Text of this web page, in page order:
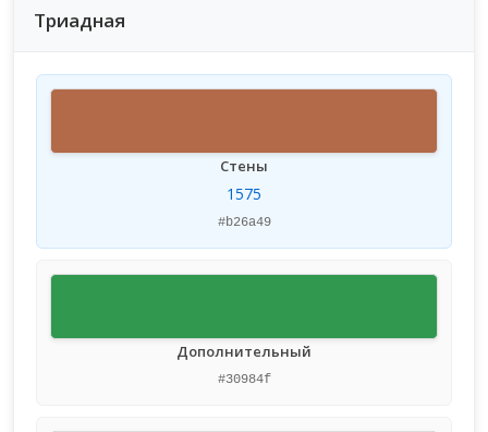
Триадная
Стены
1575
#b26a49
Дополнительный
#30984f